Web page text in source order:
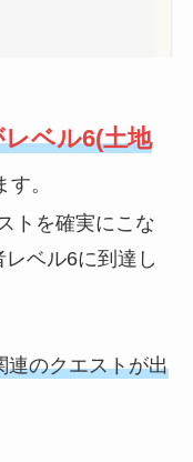
ベル6(土地
す。
トを確実にこな
ベル6に到達し
連のクエストが出